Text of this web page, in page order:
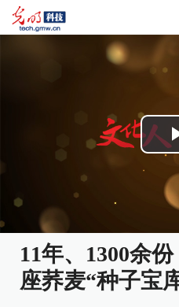
11年、1300余
座荞麦“种子宝